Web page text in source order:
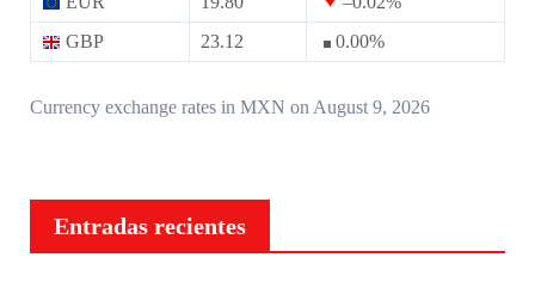
GBP
23.12 0.00%
Currency exchange rates in MXN on August 9, 2026
Entradas recientes